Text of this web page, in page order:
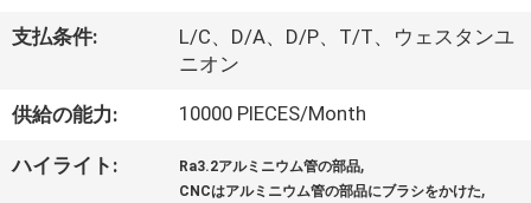
工
支払条件:
L/C、D/A、D/P、T/T、ウェスタンユ
ニオン
供給の能力: 10000 PIECES/Month
ハイライト: Ra3.2アルミニウム管の部品,
CNCはアルミニウム管の部品にブラシをかけた,